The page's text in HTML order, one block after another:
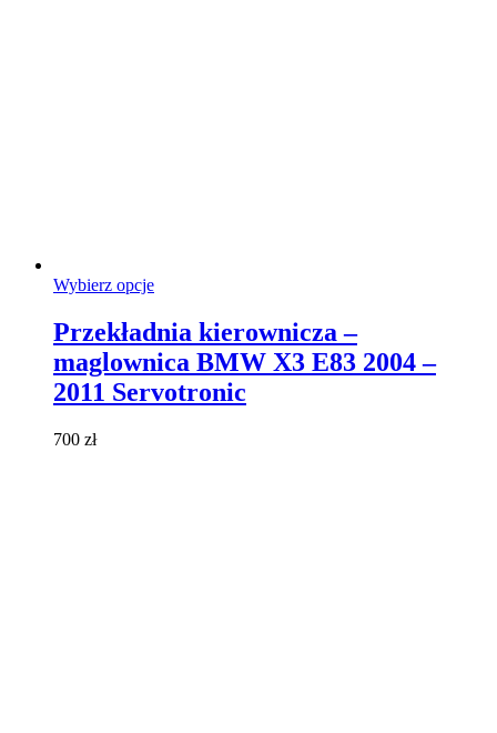
Wybierz opcjeTen
ma
wiele
wariantów.
Opcje
można
Przekładnia kierownicza –
maglownica BMW X3 E83 2004 –
2011 Servotronic
700 zł